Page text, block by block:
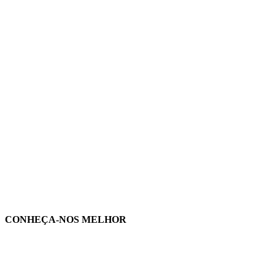
CONHEÇA-NOS MELHOR